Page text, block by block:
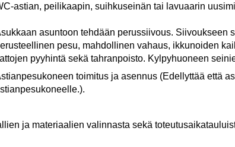
astian, peilikaapin, suihkuseinän tai lavuaarin
asuntoon tehdään perussiivous. Siivoukseen
pesu, mahdollinen vahaus, ikkunoiden
pyyhintä sekä tahranpoisto. Kylpyhuoneen
toimitus ja asennus (Edellyttää että
ja materiaalien valinnasta sekä